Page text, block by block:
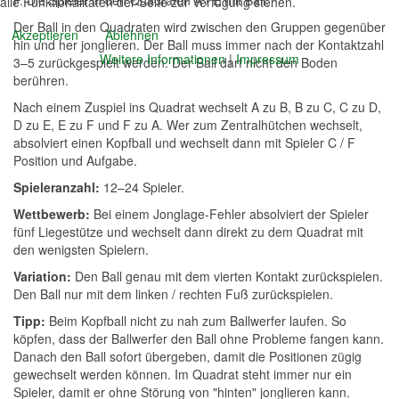
Der Ball in den Quadraten wird zwischen den Gruppen gegenüber
hin und her jonglieren. Der Ball muss immer nach der Kontaktzahl
3–5 zurückgespielt werden. Der Ball darf nicht den Boden
berühren.
Nach einem Zuspiel ins Quadrat wechselt A zu B, B zu C, C zu D,
D zu E, E zu F und F zu A. Wer zum Zentralhütchen wechselt,
absolviert einen Kopfball und wechselt dann mit Spieler C / F
Position und Aufgabe.
Spieleranzahl: 12–24 Spieler.
Wettbewerb: Bei einem Jonglage-Fehler absolviert der Spieler
fünf Liegestütze und wechselt dann direkt zu dem Quadrat mit
den wenigsten Spielern.
Variation: Den Ball genau mit dem vierten Kontakt zurückspielen.
Den Ball nur mit dem linken / rechten Fuß zurückspielen.
Tipp: Beim Kopfball nicht zu nah zum Ballwerfer laufen. So
köpfen, dass der Ballwerfer den Ball ohne Probleme fangen kann.
Danach den Ball sofort übergeben, damit die Positionen zügig
gewechselt werden können. Im Quadrat steht immer nur ein
Spieler, damit er ohne Störung von "hinten" jonglieren kann.
Akzeptieren
Ablehnen
Weitere Informationen|Impressum